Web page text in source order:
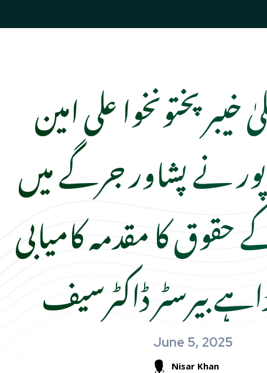
خیبر پختونخوا علی امین
نے پشاور جرگے میں
کا مقدمہ کامیابی
بیرسٹر ڈاکٹرسیف
June 5, 2025
Nisar Khan